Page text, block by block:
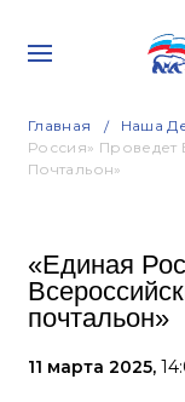
Главная Наша
Россия» Проведет
Почтальон»
«Единая
почтальон»
11 марта 2025,